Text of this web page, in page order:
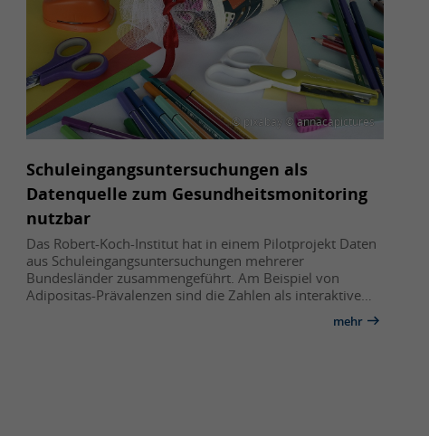
© pixabay © annacapictures
Schuleingangsuntersuchungen als
Datenquelle zum Gesundheitsmonitoring
nutzbar
Das Robert-Koch-Institut hat in einem Pilotprojekt Daten
aus Schuleingangsuntersuchungen mehrerer
Bundesländer zusammengeführt. Am Beispiel von
Adipositas-Prävalenzen sind die Zahlen als interaktive…
mehr